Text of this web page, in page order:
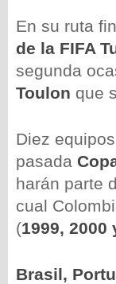
En su ruta
de la FIFA
segunda
Toulon que
Diez
pasada
harán parte
cual
(1999, 2000
Brasil,
wp-
wp-